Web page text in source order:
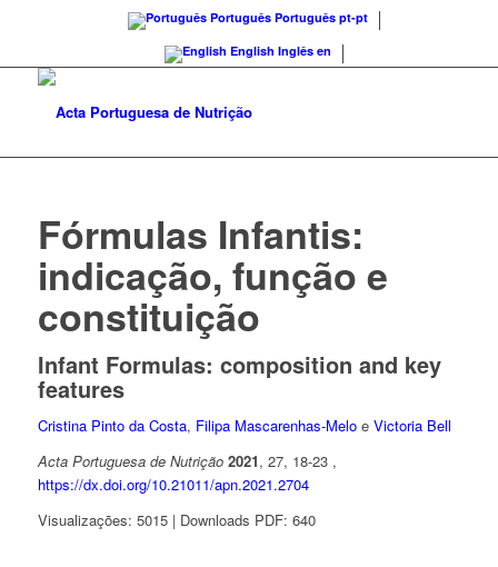
Português Português pt-pt
English Inglês en
Fórmulas Infantis:
indicação, função e
constituição
Infant Formulas: composition and key
features
Cristina Pinto da Costa, Filipa Mascarenhas-Meloe Victoria Bell
Acta Portuguesa de Nutrição 2021, 27, 18-23 ,
https://dx.doi.org/10.21011/apn.2021.2704
Visualizações: 5015 | Downloads PDF: 640